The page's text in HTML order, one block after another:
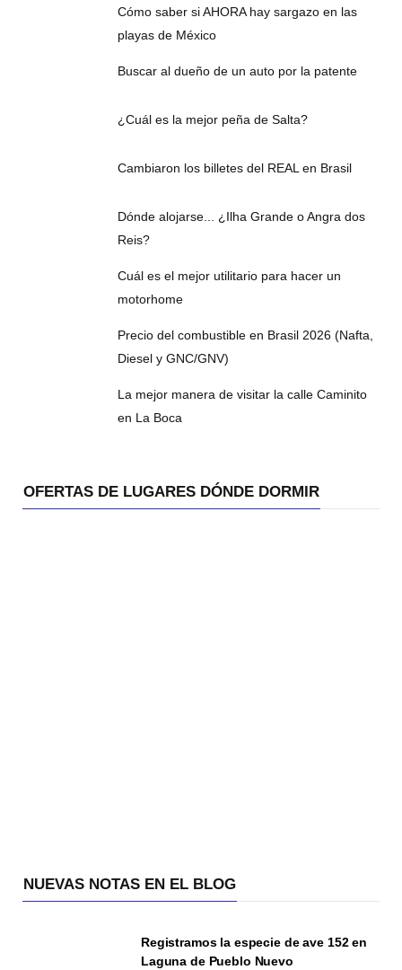
Cómo saber si AHORA hay sargazo en las
playas de México
Buscar al dueño de un auto por la patente
¿Cuál es la mejor peña de Salta?
Cambiaron los billetes del REAL en Brasil
Dónde alojarse... ¿Ilha Grande o Angra dos
Reis?
Cuál es el mejor utilitario para hacer un
motorhome
Precio del combustible en Brasil 2026 (Nafta,
Diesel y GNC/GNV)
La mejor manera de visitar la calle Caminito
en La Boca
OFERTAS DE LUGARES DÓNDE DORMIR
NUEVAS NOTAS EN EL BLOG
Registramos la especie de ave 152 en
Laguna de Pueblo Nuevo